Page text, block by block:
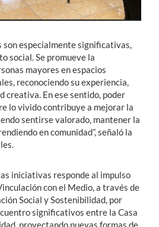
son especialmente significativas,
social. Se promueve la
mayores en espacios
reconociendo su experiencia,
creativa. En ese sentido, poder
lo vivido contribuye a mejorar la
sentirse valorado, mantener la
en comunidad”, señaló la
iniciativas responde al impulso
con el Medio, a través de
Social y Sostenibilidad, por
significativos entre la Casa
proyectando nuevas formas de